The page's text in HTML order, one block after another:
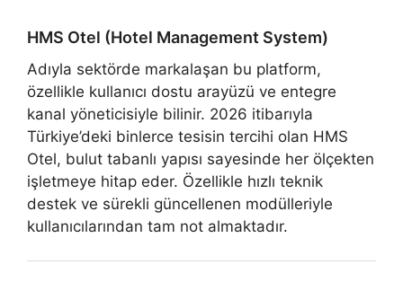
HMS Otel (Hotel Management System)
Adıyla sektörde markalaşan bu platform,
özellikle kullanıcı dostu arayüzü ve entegre
kanal yöneticisiyle bilinir. 2026 itibarıyla
Türkiye’deki binlerce tesisin tercihi olan HMS
Otel, bulut tabanlı yapısı sayesinde her ölçekten
işletmeye hitap eder. Özellikle hızlı teknik
destek ve sürekli güncellenen modülleriyle
kullanıcılarından tam not almaktadır.